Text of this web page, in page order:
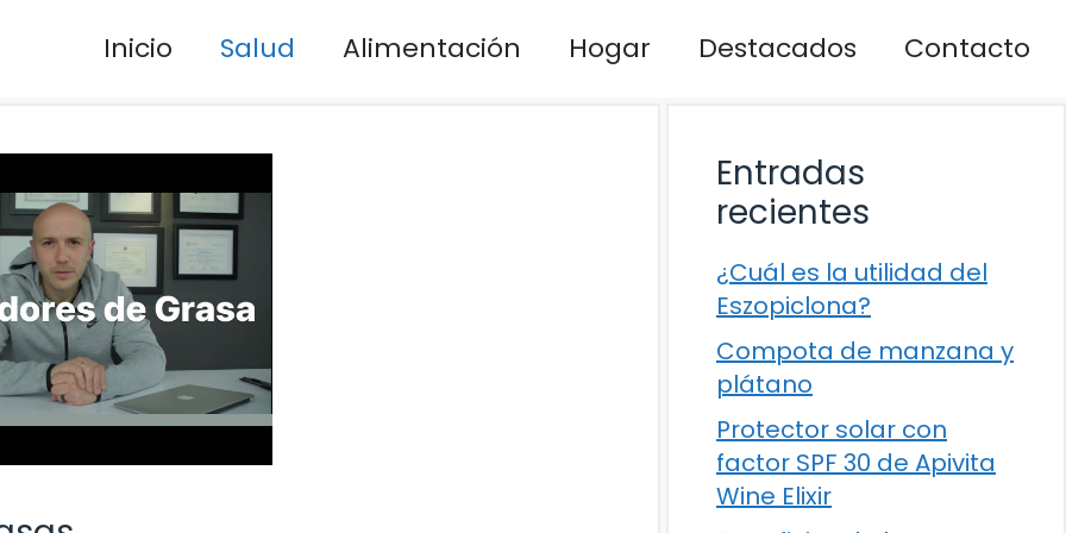
Inicio Salud Alimentación Hogar Destacados Contacto
Entradas
recientes
¿Cuál es la utilidad del
Eszopiclona?
Compota de manzana y
plátano
Protector solar con
factor SPF 30 de Apivita
Wine Elixir